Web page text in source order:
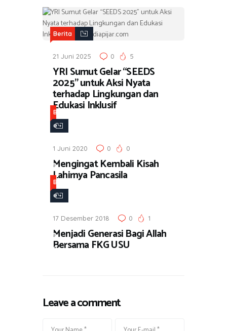
Berita
21 Juni 2025 0 5
YRI Sumut Gelar “SEEDS
2025” untuk Aksi Nyata
terhadap Lingkungan dan
Edukasi Inklusif
B
e
i
t
a
1 Juni 2020 0 0
Mengingat Kembali Kisah
Lahirnya Pancasila
B
e
i
t
a
17 Desember 2018 0 1
Menjadi Generasi Bagi Allah
Bersama FKG USU
Leave a comment